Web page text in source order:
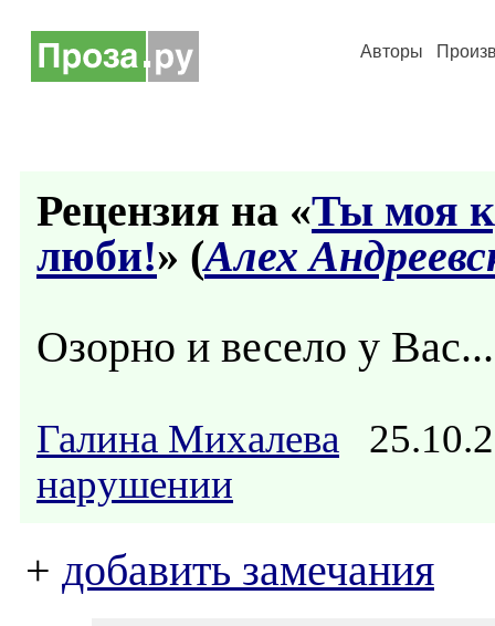
Авторы
Рецензия на «Ты моя
люби!» (Алех
Озорно и весело у
Галина Михалева
нарушении
+ добавить замечания